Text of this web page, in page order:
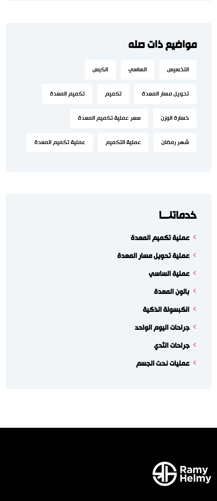
مواضيع ذات صله
التخسيس الساسي الكبس
تحويل مسار المعدة تكميم تكميم المعدة
خسارة الوزن سعر عملية تكميم المعدة
شهر رمضان عملية التكميم عملية تكميم المعدة
خدماتنـــا
عملية تكميم المعدة
عملية تحويل مسار المعدة
عملية الساسي
بالون المعدة
الكبسولة الذكية
جراحات اليوم الواحد
جراحات الثدي
عمليات نحت الجسم